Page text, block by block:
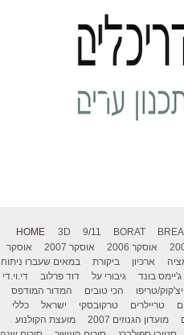
HOME 3D 9/11 BORAT
אוסקר 2006 אוסקר 2007
אוסקר
ארכיון ביקורת
במאים שעברו ניתוח
ג'יימס בונד גיבורי על דוד פרלוב
די.וי.די
טריפו הכי טובים
המדור המודפס
טריילרים טרקובסקי ישראל
כללי
מועדון הגנוזים 2007
מועצת הקולנוע